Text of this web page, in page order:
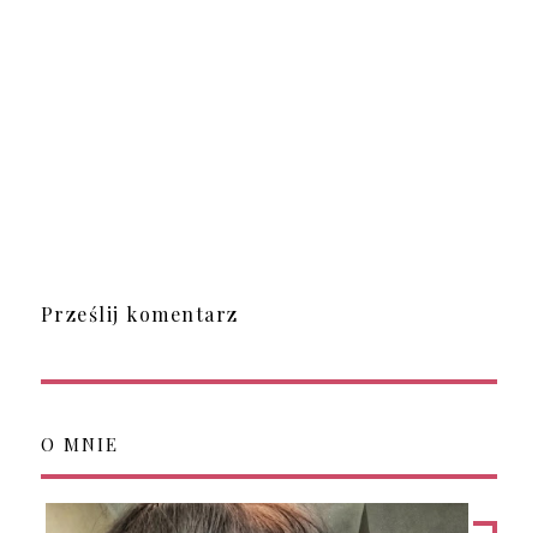
Prześlij komentarz
O MNIE